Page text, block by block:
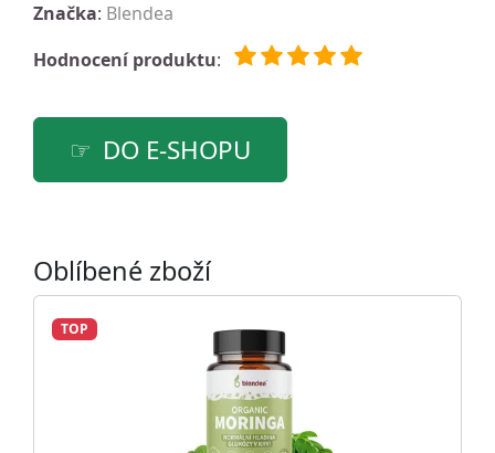
Značka: Blendea
Hodnocení produktu:
DO E-SHOPU
Oblíbené zboží
TOP